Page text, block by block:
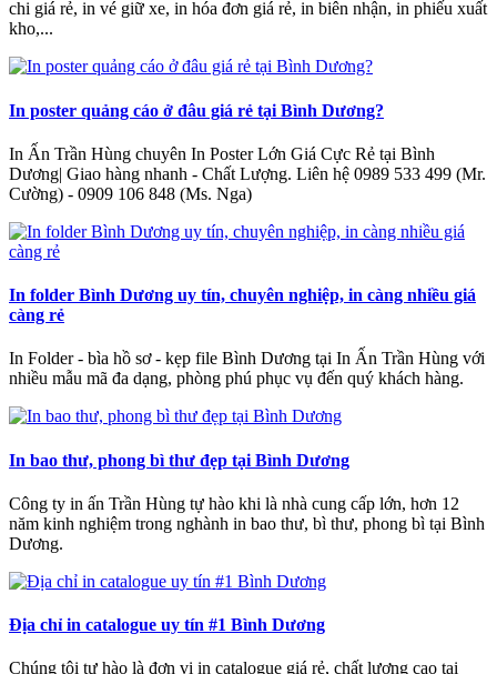
chi giá rẻ, in vé giữ xe, in hóa đơn giá rẻ, in biên nhận, in phiếu xuất
kho,...
In poster quảng cáo ở đâu giá rẻ tại Bình Dương?
In Ấn Trần Hùng chuyên In Poster Lớn Giá Cực Rẻ tại Bình
Dương| Giao hàng nhanh - Chất Lượng‎. Liên hệ 0989 533 499 (Mr.
Cường) - 0909 106 848 (Ms. Nga)
In folder Bình Dương uy tín, chuyên nghiệp, in càng nhiều giá
càng rẻ
In Folder - bìa hồ sơ - kẹp file Bình Dương tại In Ấn Trần Hùng với
nhiều mẫu mã đa dạng, phòng phú phục vụ đến quý khách hàng.
In bao thư, phong bì thư đẹp tại Bình Dương
Công ty in ấn Trần Hùng tự hào khi là nhà cung cấp lớn, hơn 12
năm kinh nghiệm trong nghành in bao thư, bì thư, phong bì tại Bình
Dương.
Địa chỉ in catalogue uy tín #1 Bình Dương
Chúng tôi tự hào là đơn vị in catalogue giá rẻ, chất lượng cao tại